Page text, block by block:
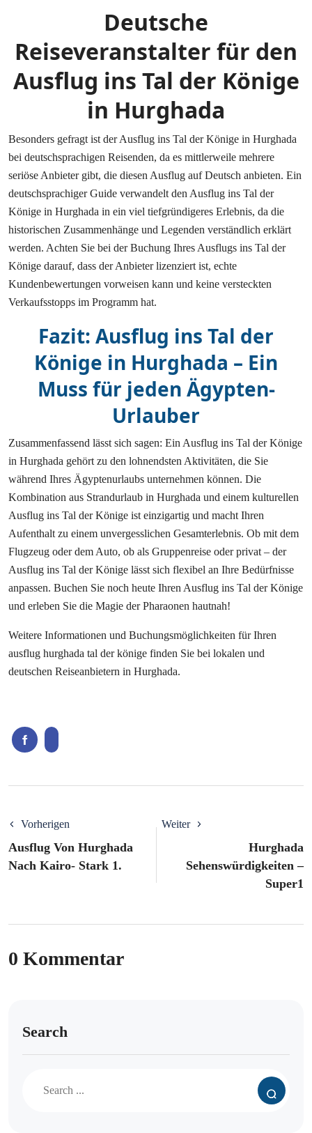
Deutsche
Reiseveranstalter für den
Ausflug ins Tal der Könige
in Hurghada
Besonders gefragt ist der Ausflug ins Tal der Könige in Hurghada
bei deutschsprachigen Reisenden, da es mittlerweile mehrere
seriöse Anbieter gibt, die diesen Ausflug auf Deutsch anbieten. Ein
deutschsprachiger Guide verwandelt den Ausflug ins Tal der
Könige in Hurghada in ein viel tiefgründigeres Erlebnis, da die
historischen Zusammenhänge und Legenden verständlich erklärt
werden. Achten Sie bei der Buchung Ihres Ausflugs ins Tal der
Könige darauf, dass der Anbieter lizenziert ist, echte
Kundenbewertungen vorweisen kann und keine versteckten
Verkaufsstopps im Programm hat.
Fazit: Ausflug ins Tal der
Könige in Hurghada – Ein
Muss für jeden Ägypten-
Urlauber
Zusammenfassend lässt sich sagen: Ein Ausflug ins Tal der Könige
in Hurghada gehört zu den lohnendsten Aktivitäten, die Sie
während Ihres Ägyptenurlaubs unternehmen können. Die
Kombination aus Strandurlaub in Hurghada und einem kulturellen
Ausflug ins Tal der Könige ist einzigartig und macht Ihren
Aufenthalt zu einem unvergesslichen Gesamterlebnis. Ob mit dem
Flugzeug oder dem Auto, ob als Gruppenreise oder privat – der
Ausflug ins Tal der Könige lässt sich flexibel an Ihre Bedürfnisse
anpassen. Buchen Sie noch heute Ihren Ausflug ins Tal der Könige
und erleben Sie die Magie der Pharaonen hautnah!
Weitere Informationen und Buchungsmöglichkeiten für Ihren
ausflug hurghada tal der könige finden Sie bei lokalen und
deutschen Reiseanbietern in Hurghada.
Vorherigen
Ausflug Von Hurghada
Nach Kairo- Stark 1.
Weiter
Hurghada
Sehenswürdigkeiten –
Super1
0 Kommentar
Search